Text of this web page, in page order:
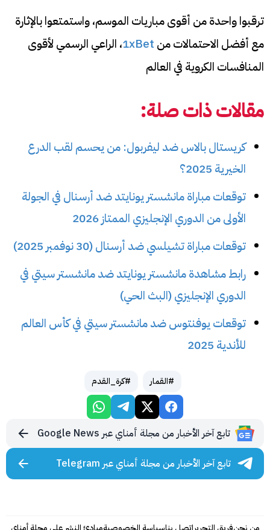
ترقبوا واحدة من أقوى مباريات الموسم، واستمتعوا بالإثارة
مع أفضل الاحتمالات من 1xBet، الراعي الرسمي لأقوى
المنافسات الكروية في العالم
مقالات ذات صلة:
كريستال بالاس ضد ليفربول: من يحسم لقب الدرع
الخيرية 2025؟
توقعات مباراة مانشستر يونايتد ضد أرسنال في الجولة
الأولى من الدوري الإنجليزي الممتاز 2026
توقعات مباراة تشيلسي ضد أرسنال (30 نوفمبر 2025)
رابط مشاهدة مانشستر يونايتد ضد مانشستر سيتي في
الدوري الإنجليزي (البث الحي)
توقعات يوفنتوس ضد مانشستر سيتي في كأس العالم
للأندية 2025
#القمار #كرة_القدم
تابع آخر الأخبار من مجلة أمناي عبر Google News
تابع آخر الأخبار من مجلة أمناي عبر Telegram